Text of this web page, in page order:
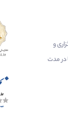
و
در مدت